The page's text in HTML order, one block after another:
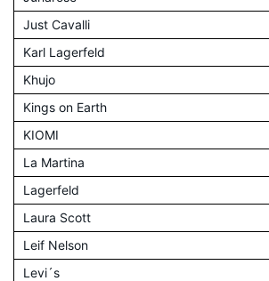
Just Cavalli
Karl Lagerfeld
Khujo
Kings on Earth
KIOMI
La Martina
Lagerfeld
Laura Scott
Leif Nelson
Levi´s